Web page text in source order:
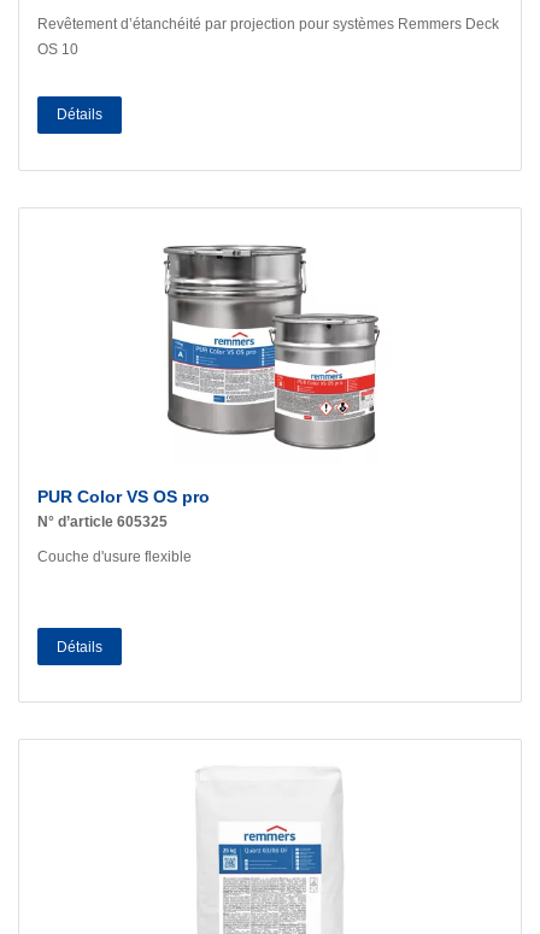
Revêtement d’étanchéité par projection pour systèmes Remmers Deck
OS 10
Détails
PUR Color VS OS pro
N° d’article 605325
Couche d'usure flexible
Détails